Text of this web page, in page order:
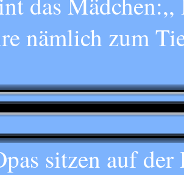
nämlich zum
sitzen auf der